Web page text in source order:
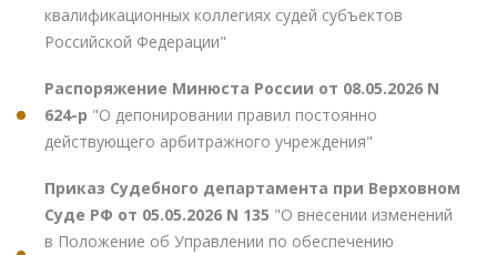
квалификационных коллегиях судей субъектов
Российской Федерации"
Распоряжение Минюста России от 08.05.2026 N
624-р "О депонировании правил постоянно
действующего арбитражного учреждения"
Приказ Судебного департамента при Верховном
Суде РФ от 05.05.2026 N 135 "О внесении изменений
в Положение об Управлении по обеспечению